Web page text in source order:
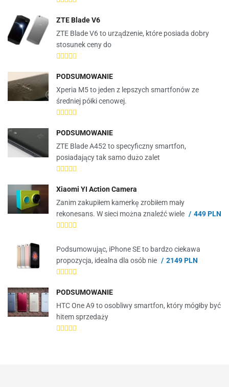
ZTE Blade V6
ZTE Blade V6 to urządzenie, które posiada dobry
stosunek ceny do
PODSUMOWANIE
Xperia M5 to jeden z lepszych smartfonów ze
średniej półki cenowej.
PODSUMOWANIE
ZTE Blade A452 to specyficzny smartfon,
posiadający tak samo dużo zalet
Xiaomi YI Action Camera
Zanim zakupiłem kamerkę zrobiłem mały
rekonesans. W sieci można znaleźć wiele
449 PLN
Podsumowując, iPhone SE to bardzo ciekawa
propozycja, idealna dla osób nie
2149 PLN
PODSUMOWANIE
HTC One A9 to osobliwy smartfon, który mógłby być
hitem sprzedaży